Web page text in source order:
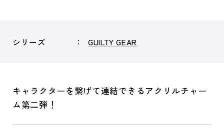
シリーズ GUILTY GEAR
キャラクターを繋げて連結できるアクリルチャー
ム第二弾！